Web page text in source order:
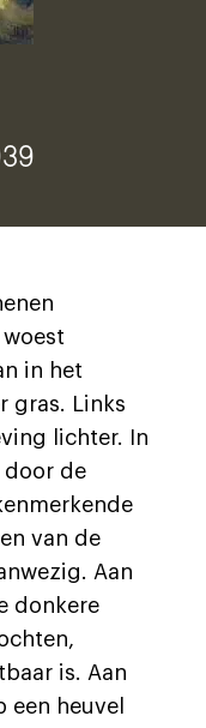
in het
gras. Links
lichter. In
door de
van de
Aan
donkere
is. Aan
heuvel